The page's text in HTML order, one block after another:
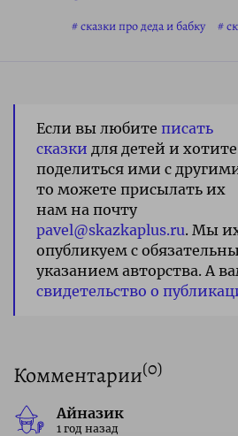
сказки про деда и бабку
Если вы любите писать
сказки для детей и хотите
поделиться ими с
то можете присылать их
нам на почту
pavel@skazkaplus.ru. Мы
опубликуем с
указанием авторства. А
свидетельство о
Комментарии(0)
Айназик
1 год назад